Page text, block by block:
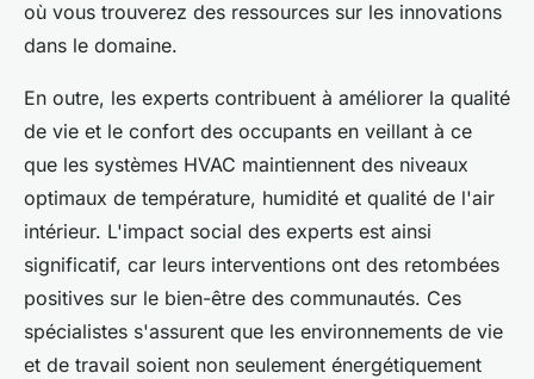
où vous trouverez des ressources sur les innovations
dans le domaine.
En outre, les experts contribuent à améliorer la qualité
de vie et le confort des occupants en veillant à ce
que les systèmes HVAC maintiennent des niveaux
optimaux de température, humidité et qualité de l'air
intérieur. L'impact social des experts est ainsi
significatif, car leurs interventions ont des retombées
positives sur le bien-être des communautés. Ces
spécialistes s'assurent que les environnements de vie
et de travail soient non seulement énergétiquement